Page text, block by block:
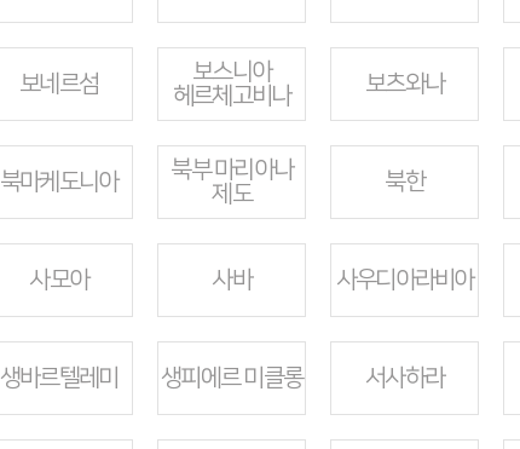
보네르섬
보스니아
헤르체고비나
보츠와나
북마케도니아
북부 마리아나
제도
북한
사모아 사바 사우디아라비아
생바르텔레미 생피에르 미클롱 서사하라